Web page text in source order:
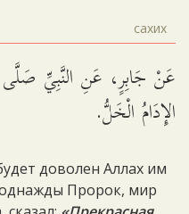
сахих
عَنْ جَابِرٍ، عَنِ النَّبِيِّ صَلَّى
الإِدَامُ الْخَلُّ.
доволен Аллах им
Пророк, мир